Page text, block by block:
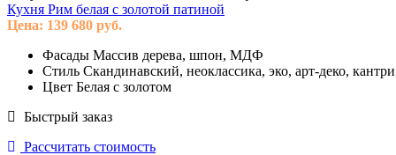
Кухня Рим белая с золотой патиной
Цена: 139 680 руб.
Фасады Массив дерева, шпон, МДФ
Стиль Скандинавский, неоклассика, эко, арт-деко,
Цвет Белая с золотом
Быстрый заказ
Рассчитать стоимость